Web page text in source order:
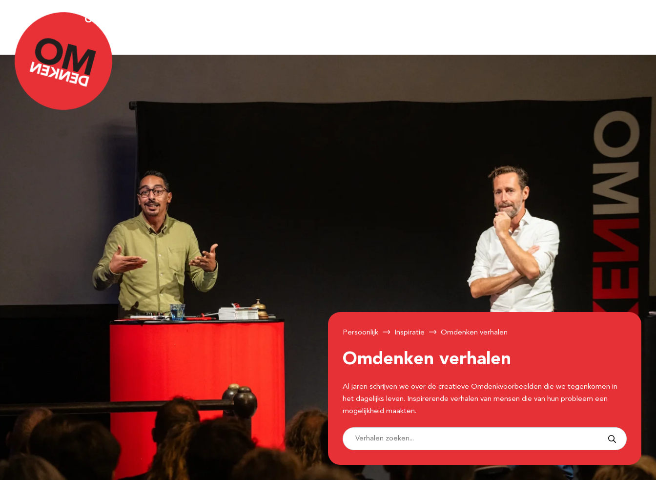
Over Omdenken
Persoonlijk Inspiratie Omdenken verhalen
Omdenken verhalen
Al jaren schrijven we over de creatieve Omdenkvoorbeelden die we tegenkomen in
het dagelijks leven. Inspirerende verhalen van mensen die van hun probleem een
mogelijkheid maakten.